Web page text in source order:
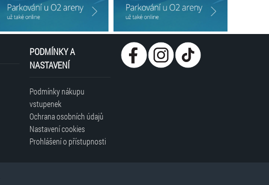
PODMÍNKY A
NASTAVENÍ
Podmínky nákupu
vstupenek
Ochrana osobních údajů
Nastavení cookies
Prohlášení o přístupnosti